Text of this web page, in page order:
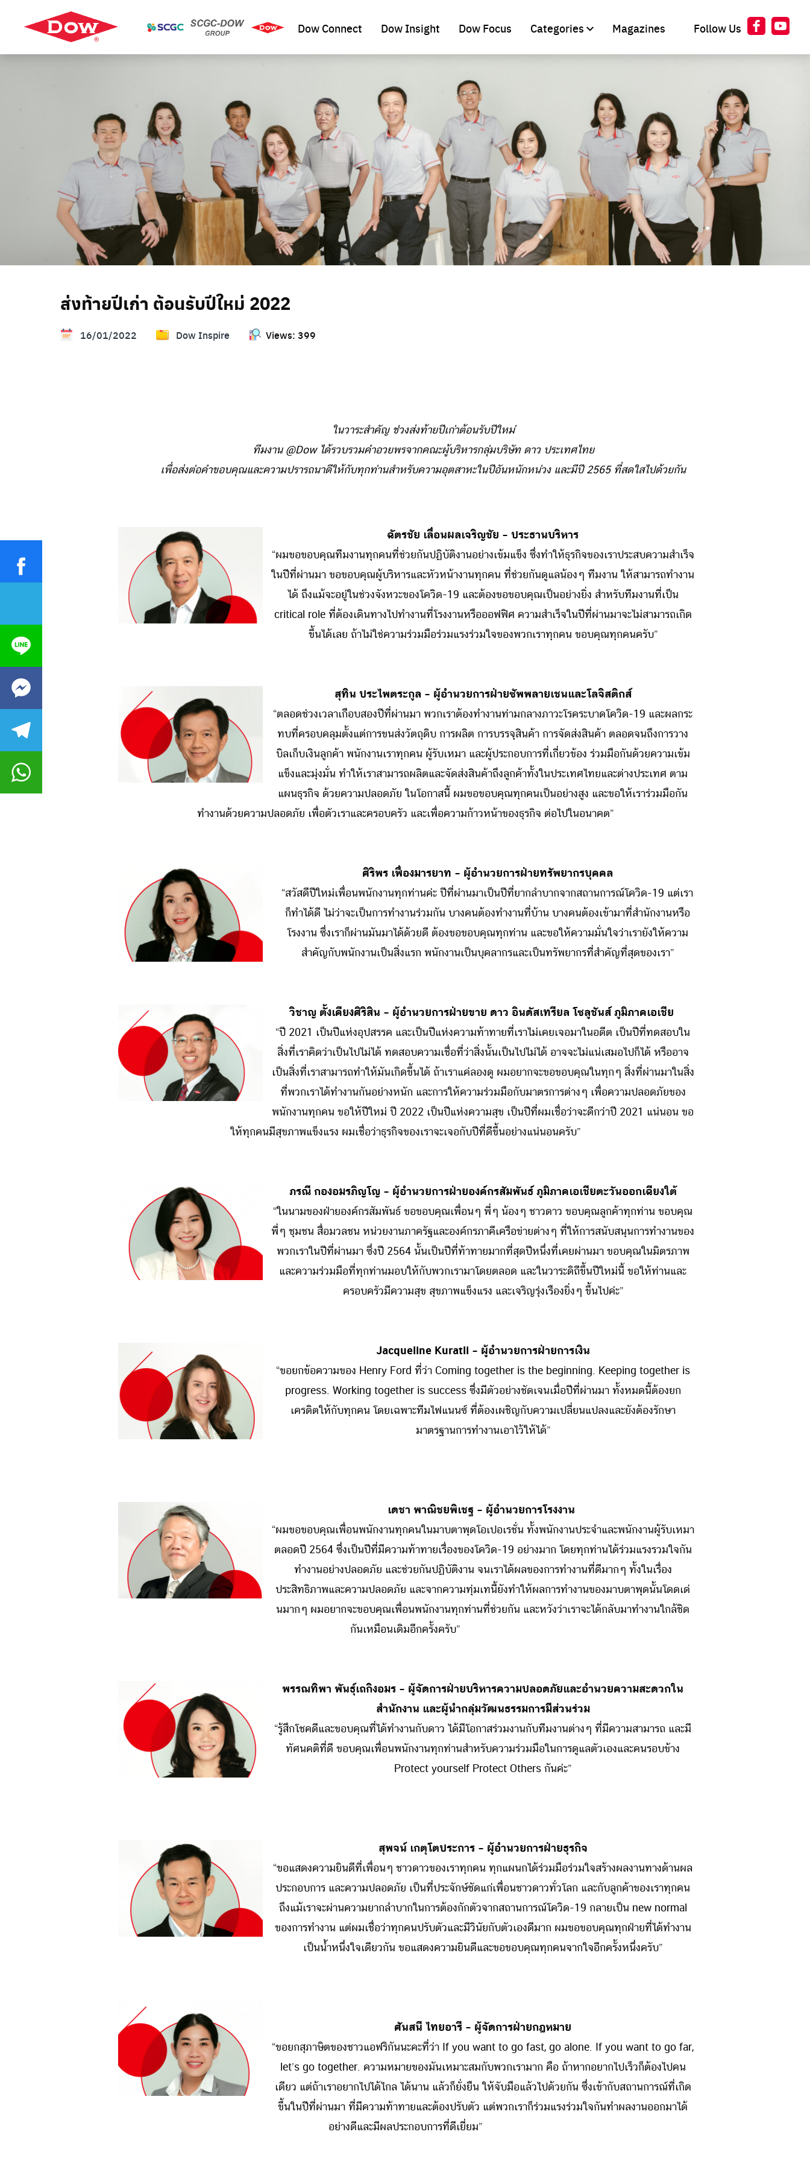
Dow Connect Dow Insight Dow Focus Categories Magazines Follow Us
ส่งท้ายปีเก่า ต้อนรับปีใหม่ 2022
16/01/2022 Dow Inspire Views: 399
ในวาระสำคัญ ช่วงส่งท้ายปีเก่าต้อนรับปีใหม่
ทีมงาน @Dow ได้รวบรวมคำอวยพรจากคณะผู้บริหารกลุ่มบริษัท ดาว ประเทศไทย
เพื่อส่งต่อคำขอบคุณและความปรารถนาดีให้กับทุกท่านสำหรับความอุตสาหะในปีอันหนักหน่วง และมีปี 2565 ที่สดใสไปด้วยกัน
ฉัตรชัย เลื่อนผลเจริญชัย – ประธานบริหาร
“ผมขอขอบคุณทีมงานทุกคนที่ช่วยกันปฏิบัติงานอย่างเข้มแข็ง ซึ่งทำให้ธุรกิจของเราประสบความสำเร็จ
ในปีที่ผ่านมา ขอขอบคุณผู้บริหารและหัวหน้างานทุกคน ที่ช่วยกันดูแลน้องๆ ทีมงาน ให้สามารถทำงาน
ได้ ถึงแม้จะอยู่ในช่วงจังหวะของโควิด-19 และต้องขอขอบคุณเป็นอย่างยิ่ง สำหรับทีมงานที่เป็น
critical role ที่ต้องเดินทางไปทำงานที่โรงงานหรือออฟฟิศ ความสำเร็จในปีที่ผ่านมาจะไม่สามารถเกิด
ขึ้นได้เลย ถ้าไม่ใช่ความร่วมมือร่วมแรงร่วมใจของพวกเราทุกคน ขอบคุณทุกคนครับ”
สุทิน ประไพตระกูล – ผู้อำนวยการฝ่ายซัพพลายเชนและโลจิสติกส์
“ตลอดช่วงเวลาเกือบสองปีที่ผ่านมา พวกเราต้องทำงานท่ามกลางภาวะโรคระบาดโควิด-19 และผลกระ
ทบที่ครอบคลุมตั้งแต่การขนส่งวัตถุดิบ การผลิต การบรรจุสินค้า การจัดส่งสินค้า ตลอดจนถึงการวาง
บิลเก็บเงินลูกค้า พนักงานเราทุกคน ผู้รับเหมา และผู้ประกอบการที่เกี่ยวข้อง ร่วมมือกันด้วยความเข้ม
แข็งและมุ่งมั่น ทำให้เราสามารถผลิตและจัดส่งสินค้าถึงลูกค้าทั้งในประเทศไทยและต่างประเทศ ตาม
แผนธุรกิจ ด้วยความปลอดภัย ในโอกาสนี้ ผมขอขอบคุณทุกคนเป็นอย่างสูง และขอให้เราร่วมมือกัน
ทำงานด้วยความปลอดภัย เพื่อตัวเราและครอบครัว และเพื่อความก้าวหน้าของธุรกิจ ต่อไปในอนาคต”
ศิริพร เฟื่องมารยาท – ผู้อำนวยการฝ่ายทรัพยากรบุคคล
“สวัสดีปีใหม่เพื่อนพนักงานทุกท่านค่ะ ปีที่ผ่านมาเป็นปีที่ยากลำบากจากสถานการณ์โควิด-19 แต่เรา
ก็ทำได้ดี ไม่ว่าจะเป็นการทำงานร่วมกัน บางคนต้องทำงานที่บ้าน บางคนต้องเข้ามาที่สำนักงานหรือ
โรงงาน ซึ่งเราก็ผ่านมันมาได้ด้วยดี ต้องขอขอบคุณทุกท่าน และขอให้ความมั่นใจว่าเรายังให้ความ
สำคัญกับพนักงานเป็นสิ่งแรก พนักงานเป็นบุคลากรและเป็นทรัพยากรที่สำคัญที่สุดของเรา”
วิชาญ ตั้งเคียงศิริสิน – ผู้อำนวยการฝ่ายขาย ดาว อินดัสเทรียล โซลูชันส์ ภูมิภาคเอเชีย
“ปี 2021 เป็นปีแห่งอุปสรรค และเป็นปีแห่งความท้าทายที่เราไม่เคยเจอมาในอดีต เป็นปีที่ทดสอบใน
สิ่งที่เราคิดว่าเป็นไปไม่ได้ ทดสอบความเชื่อที่ว่าสิ่งนั้นเป็นไปไม่ได้ อาจจะไม่แน่เสมอไปก็ได้ หรืออาจ
เป็นสิ่งที่เราสามารถทำให้มันเกิดขึ้นได้ ถ้าเราแค่ลองดู ผมอยากจะขอขอบคุณในทุกๆ สิ่งที่ผ่านมาในสิ่ง
ที่พวกเราได้ทำงานกันอย่างหนัก และการให้ความร่วมมือกับมาตรการต่างๆ เพื่อความปลอดภัยของ
พนักงานทุกคน ขอให้ปีใหม่ ปี 2022 เป็นปีแห่งความสุข เป็นปีที่ผมเชื่อว่าจะดีกว่าปี 2021 แน่นอน ขอ
ให้ทุกคนมีสุขภาพแข็งแรง ผมเชื่อว่าธุรกิจของเราจะเจอกับปีที่ดีขึ้นอย่างแน่นอนครับ”
ภรณี กองอมรภิญโญ – ผู้อำนวยการฝ่ายองค์กรสัมพันธ์ ภูมิภาคเอเชียตะวันออกเฉียงใต้
“ในนามของฝ่ายองค์กรสัมพันธ์ ขอขอบคุณเพื่อนๆ พี่ๆ น้องๆ ชาวดาว ขอบคุณลูกค้าทุกท่าน ขอบคุณ
พี่ๆ ชุมชน สื่อมวลชน หน่วยงานภาครัฐและองค์กรภาคีเครือข่ายต่างๆ ที่ให้การสนับสนุนการทำงานของ
พวกเราในปีที่ผ่านมา ซึ่งปี 2564 นั้นเป็นปีที่ท้าทายมากที่สุดปีหนึ่งที่เคยผ่านมา ขอบคุณในมิตรภาพ
และความร่วมมือที่ทุกท่านมอบให้กับพวกเรามาโดยตลอด และในวาระดิถีขึ้นปีใหม่นี้ ขอให้ท่านและ
ครอบครัวมีความสุข สุขภาพแข็งแรง และเจริญรุ่งเรืองยิ่งๆ ขึ้นไปค่ะ”
Jacqueline Kuratli – ผู้อำนวยการฝ่ายการเงิน
“ขอยกข้อความของ Henry Ford ที่ว่า Coming together is the beginning. Keeping together is
progress. Working together is success ซึ่งมีตัวอย่างชัดเจนเมื่อปีที่ผ่านมา ทั้งหมดนี้ต้องยก
เครดิตให้กับทุกคน โดยเฉพาะทีมไฟแนนซ์ ที่ต้องเผชิญกับความเปลี่ยนแปลงและยังต้องรักษา
มาตรฐานการทำงานเอาไว้ให้ได้”
เดชา พาณิชยพิเชฐ – ผู้อำนวยการโรงงาน
“ผมขอขอบคุณเพื่อนพนักงานทุกคนในมาบตาพุดโอเปอเรชั่น ทั้งพนักงานประจำและพนักงานผู้รับเหมา
ตลอดปี 2564 ซึ่งเป็นปีที่มีความท้าทายเรื่องของโควิด-19 อย่างมาก โดยทุกท่านได้ร่วมแรงรวมใจกัน
ทำงานอย่างปลอดภัย และช่วยกันปฏิบัติงาน จนเราได้ผลของการทำงานที่ดีมากๆ ทั้งในเรื่อง
ประสิทธิภาพและความปลอดภัย และจากความทุ่มเทนี้ยังทำให้ผลการทำงานของมาบตาพุดนั้นโดดเด่
นมากๆ ผมอยากจะขอบคุณเพื่อนพนักงานทุกท่านที่ช่วยกัน และหวังว่าเราจะได้กลับมาทำงานใกล้ชิด
กันเหมือนเดิมอีกครั้งครับ”
พรรณทิพา พันธุ์เถกิงอมร – ผู้จัดการฝ่ายบริหารความปลอดภัยและอำนวยความสะดวกใน
สำนักงาน และผู้นำกลุ่มวัฒนธรรมการมีส่วนร่วม
“รู้สึกโชคดีและขอบคุณที่ได้ทำงานกับดาว ได้มีโอกาสร่วมงานกับทีมงานต่างๆ ที่มีความสามารถ และมี
ทัศนคติที่ดี ขอบคุณเพื่อนพนักงานทุกท่านสำหรับความร่วมมือในการดูแลตัวเองและคนรอบข้าง
Protect yourself Protect Others กันค่ะ”
สุพจน์ เกตุโตประการ – ผู้อำนวยการฝ่ายธุรกิจ
“ขอแสดงความยินดีที่เพื่อนๆ ชาวดาวของเราทุกคน ทุกแผนกได้ร่วมมือร่วมใจสร้างผลงานทางด้านผล
ประกอบการ และความปลอดภัย เป็นที่ประจักษ์ชัดแก่เพื่อนชาวดาวทั่วโลก และกับลูกค้าของเราทุกคน
ถึงแม้เราจะผ่านความยากลำบากในการต้องกักตัวจากสถานการณ์โควิด-19 กลายเป็น new normal
ของการทำงาน แต่ผมเชื่อว่าทุกคนปรับตัวและมีวินัยกับตัวเองดีมาก ผมขอขอบคุณทุกฝ่ายที่ได้ทำงาน
เป็นน้ำหนึ่งใจเดียวกัน ขอแสดงความยินดีและขอขอบคุณทุกคนจากใจอีกครั้งหนึ่งครับ”
ศันสนี ไทยอารี – ผู้จัดการฝ่ายกฎหมาย
“ขอยกสุภาษิตของชาวแอฟริกันนะคะที่ว่า If you want to go fast, go alone. If you want to go far,
let’s go together. ความหมายของมันเหมาะสมกับพวกเรามาก คือ ถ้าหากอยากไปเร็วก็ต้องไปคน
เดียว แต่ถ้าเราอยากไปได้ไกล ได้นาน แล้วก็ยั่งยืน ให้จับมือแล้วไปด้วยกัน ซึ่งเข้ากับสถานการณ์ที่เกิด
ขึ้นในปีที่ผ่านมา ที่มีความท้าทายและต้องปรับตัว แต่พวกเราก็ร่วมแรงร่วมใจกันทำผลงานออกมาได้
อย่างดีและมีผลประกอบการที่ดีเยี่ยม”